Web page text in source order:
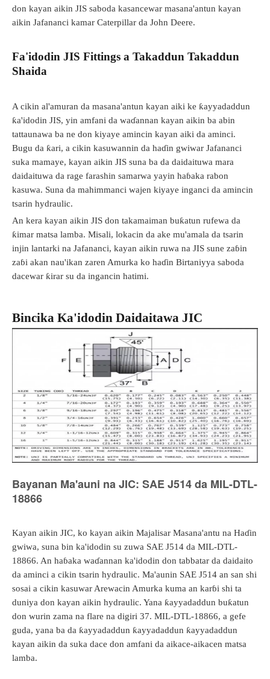
don kayan aikin JIS saboda kasancewar masana'antun kayan
aikin Jafananci kamar Caterpillar da John Deere.
Fa'idodin JIS Fittings a Takaddun Takaddun
Shaida
A cikin al'amuran da masana'antun kayan aiki ke ƙayyadaddun
ƙa'idodin JIS, yin amfani da waɗannan kayan aikin ba abin
tattaunawa ba ne don kiyaye amincin kayan aiki da aminci.
Bugu da ƙari, a cikin kasuwannin da haɗin gwiwar Jafananci
suka mamaye, kayan aikin JIS suna ba da daidaituwa mara
daidaituwa da rage farashin samarwa yayin haɓaka rabon
kasuwa. Suna da mahimmanci wajen kiyaye inganci da amincin
tsarin hydraulic.
An kera kayan aikin JIS don takamaiman buƙatun rufewa da
ƙimar matsa lamba. Misali, lokacin da ake mu'amala da tsarin
injin lantarki na Jafananci, kayan aikin ruwa na JIS sune zaɓin
zaɓi akan nau'ikan zaren Amurka ko haɗin Birtaniyya saboda
dacewar ƙirar su da ingancin hatimi.
Bincika Ka'idodin Daidaitawa JIC
Bayanan Ma'auni na JIC: SAE J514 da MIL-DTL-
18866
Kayan aikin JIC, ko kayan aikin Majalisar Masana'antu na Haɗin
gwiwa, suna bin ka'idodin su zuwa SAE J514 da MIL-DTL-
18866. An haɓaka waɗannan ka'idodin don tabbatar da daidaito
da aminci a cikin tsarin hydraulic. Ma'aunin SAE J514 an san shi
sosai a cikin kasuwar Arewacin Amurka kuma an karɓi shi ta
duniya don kayan aikin hydraulic. Yana ƙayyadaddun buƙatun
don wurin zama na flare na digiri 37. MIL-DTL-18866, a gefe
guda, yana ba da ƙayyadaddun ƙayyadaddun ƙayyadaddun
kayan aikin da suka dace don amfani da aikace-aikacen matsa
lamba.